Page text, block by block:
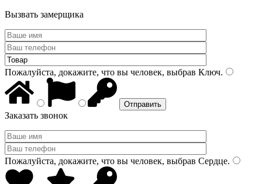
Вызвать замерщика
Пожалуйста, докажите, что вы человек, выбрав Ключ.
Заказать звонок
Пожалуйста, докажите, что вы человек, выбрав Сердце.